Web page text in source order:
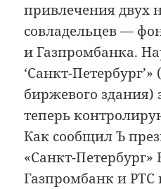
привлечения двух
совладельцев —
и Газпромбанка.
‘Санкт-
биржевого здания)
теперь
Как сообщил Ъ
«Санкт-
Газпромбанк и